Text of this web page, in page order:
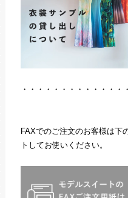
・・・・・・・・・・・・・
FAXでのご注文のお客様は下
トしてお使いください。